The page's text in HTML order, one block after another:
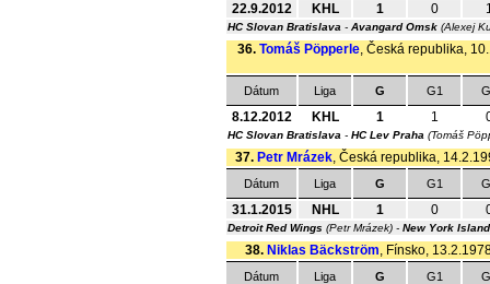
22.9.2012 KHL 1 0
HC Slovan Bratislava - Avangard Omsk (Alexej
36. Tomáš Pöpperle, Česká republika,
Dátum Liga G G1
8.12.2012 KHL 1 1
HC Slovan Bratislava - HC Lev Praha (Tomáš
37. Petr Mrázek, Česká republika,
Dátum Liga G G1
31.1.2015 NHL 1 0
Detroit Red Wings (Petr Mrázek) - New York
38. Niklas Bäckström, Fínsko,
Dátum Liga G G1